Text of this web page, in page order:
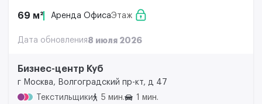
69 м² Аренда ОфисаЭтаж
Дата обновления8 июля 2026
Бизнес-центр Куб
г Москва, Волгоградский пр-кт, д 47
Текстильщики
5 мин. 1 мин.